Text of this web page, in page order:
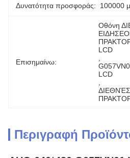
Δυνατότητα προσφοράς: 100000
Επισημαίνω:
Οθόνη
LCD
LCD
Περιγραφή